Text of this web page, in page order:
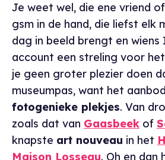
Je weet wel, die ene vriend
gsm in de hand, die liefst elk
dag in beeld brengt en
account een streling voor
je geen groter plezier doen
museumpas, want het
fotogenieke plekjes. Van
zoals dat van Gaasbeek of
knapste art nouveau in het
Maison Losseau. Oh en dan